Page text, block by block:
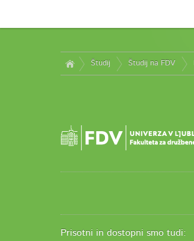
Študij Študij na FDV
Prisotni in dostopni smo tudi: